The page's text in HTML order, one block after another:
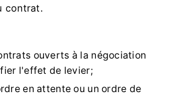
contrat.
ouverts à la négociation
l'effet de levier;
en attente ou un ordre de